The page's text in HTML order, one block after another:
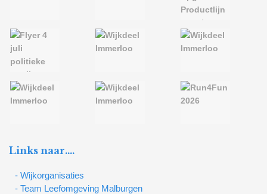
Links naar….
- Wijkorganisaties
- Team Leefomgeving Malburgen